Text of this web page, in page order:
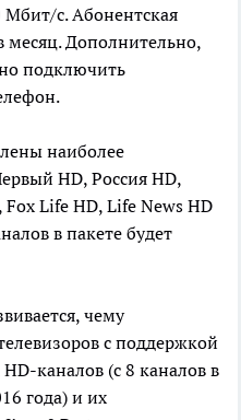
Мбит/c. Абонентская
месяц. Дополнительно,
подключить
наиболее
HD, Россия HD,
Life HD, Life News HD
в пакете будет
чему
с поддержкой
каналов (с 8 каналов в
года) и их